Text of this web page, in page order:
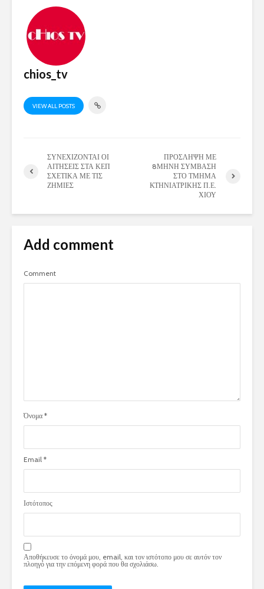
chios_tv
VIEW ALL POSTS
ΣΥΝΕΧΙΖΟΝΤΑΙ ΟΙ
ΑΙΤΗΣΕΙΣ ΣΤΑ ΚΕΠ
ΣΧΕΤΙΚΑ ΜΕ ΤΙΣ
ΖΗΜΙΕΣ
ΠΡΟΣΛΗΨΗ ΜΕ
8ΜΗΝΗ ΣΥΜΒΑΣΗ
ΣΤΟ ΤΜΗΜΑ
ΚΤΗΝΙΑΤΡΙΚΗΣ Π.Ε.
ΧΙΟΥ
Add comment
Comment
Όνομα *
Email *
Ιστότοπος
Αποθήκευσε το όνομά μου, email, και τον ιστότοπο μου σε αυτόν τον
πλοηγό για την επόμενη φορά που θα σχολιάσω.